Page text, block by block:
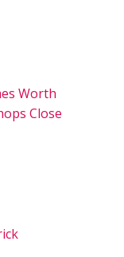
Worth
Close